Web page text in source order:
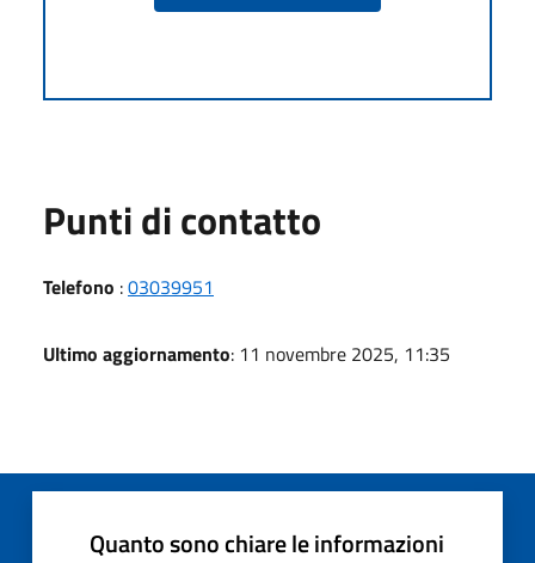
Punti di contatto
Telefono :03039951
Ultimo aggiornamento: 11 novembre 2025, 11:35
Quanto sono chiare le informazioni